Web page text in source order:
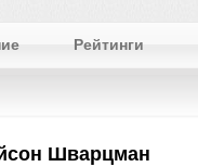
Рейтинги
Шварцман